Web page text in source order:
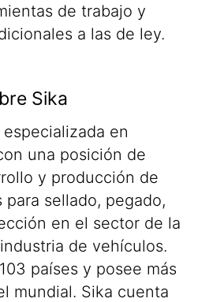
de trabajo y
a las de ley.
Sika
en
una posición de
y producción de
sellado, pegado,
en el sector de la
de vehículos.
países y posee más
mundial. Sika cuenta